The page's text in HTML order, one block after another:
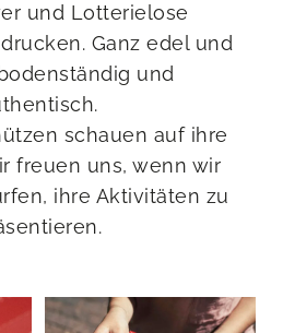
und Lotterielose
Ganz edel und
und
schauen auf ihre
freuen uns, wenn wir
ihre Aktivitäten zu